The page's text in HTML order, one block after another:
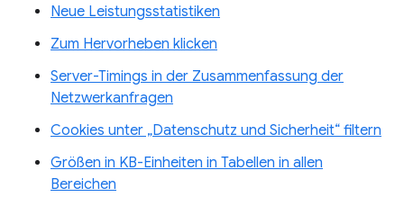
Neue Leistungsstatistiken
Zum Hervorheben klicken
Server-Timings in der Zusammenfassung der
Netzwerkanfragen
Cookies unter „Datenschutz und Sicherheit“ filtern
Größen in KB-Einheiten in Tabellen in allen
Bereichen